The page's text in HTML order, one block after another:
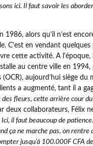
ici. Il faut savoir les
alors qu’il n’est
C’est en vendant
cette activité. A
au centre ville en
aujourd’hui siège du
a augmenté, tant il a
fleurs, cette arrière cour
deux collaborateurs, Félix
Ici, il faut beaucoup de
ça ne marche pas, on
jusqu’à 100.000F CFA